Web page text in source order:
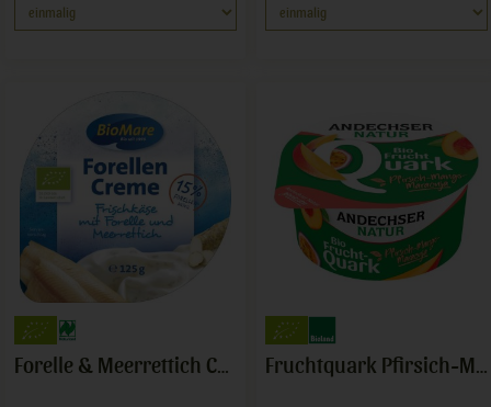
Forelle & Meerrettich Creme Fruchtquark Pfirsich-Maracuja